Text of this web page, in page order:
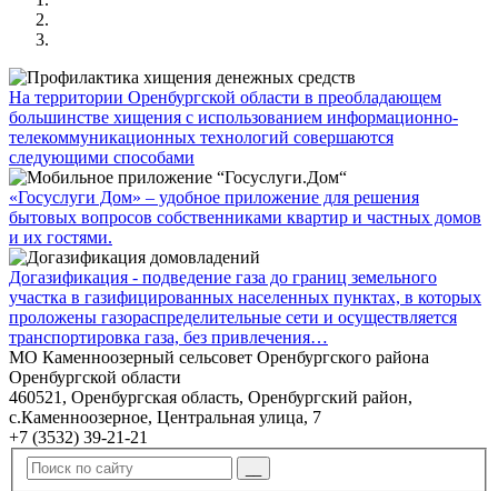
На территории Оренбургской области в преобладающем
большинстве хищения с использованием информационно-
телекоммуникационных технологий совершаются
следующими способами
«Госуслуги Дом» – удобное приложение для решения
бытовых вопросов собственниками квартир и частных домов
и их гостями.
Догазификация - подведение газа до границ земельного
участка в газифицированных населенных пунктах, в которых
проложены газораспределительные сети и осуществляется
транспортировка газа, без привлечения…
МО Каменноозерный сельсовет Оренбургского района
Оренбургской области
460521, Оренбургская область, Оренбургский район,
с.Каменноозерное, Центральная улица, 7
+7 (3532) 39-21-21